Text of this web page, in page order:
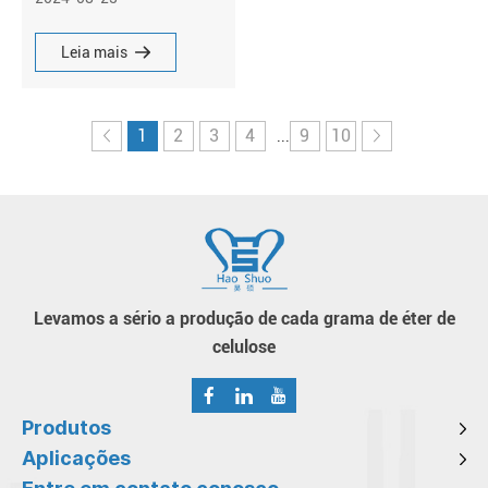
estrutura da celulose. O
grau de substituição
influenciando as
propriedades do polímero.
Leia mais
1 2 3 4 ... 9 10
Levamos a sério a produção de cada grama de éter de
celulose
Produtos
Aplicações